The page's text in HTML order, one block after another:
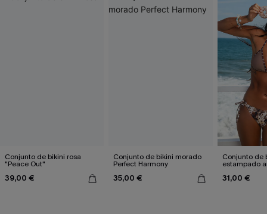
Conjunto de bikini rosa
"Peace Out"
39,00 €
Conjunto de bikini morado
Perfect Harmony
35,00 €
Conjunto de
estampado
31,00 €